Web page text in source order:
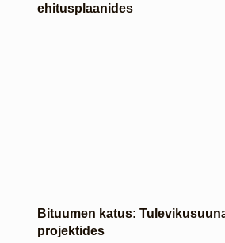
ehitusplaanides
Bituumen katus:
projektides